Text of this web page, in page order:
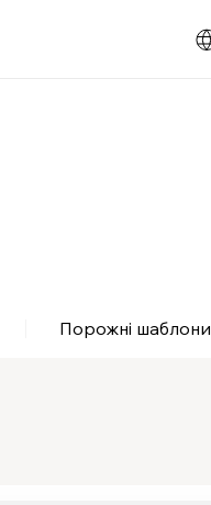
Порожні шаблони